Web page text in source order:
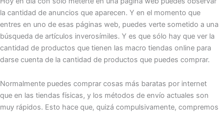
la cantidad de anuncios que aparecen. Y en el momento que
entres en uno de esas páginas web, puedes verte sometido a una
búsqueda de artículos inverosímiles. Y es que sólo hay que ver la
cantidad de productos que tienen las macro tiendas online para
darse cuenta de la cantidad de productos que puedes comprar.
Normalmente puedes comprar cosas más baratas por internet
que en las tiendas físicas, y los métodos de envío actuales son
muy rápidos. Esto hace que, quizá compulsivamente, compremos